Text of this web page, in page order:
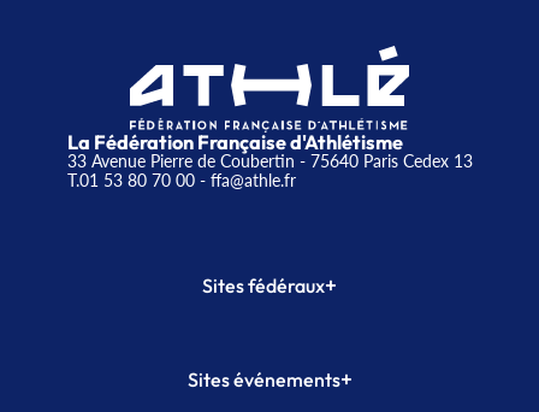
La Fédération Française d'Athlétisme
33 Avenue Pierre de Coubertin - 75640 Paris Cedex 13
T.01 53 80 70 00- ffa@athle.fr
Sites fédéraux+
Plateforme Formation
Sites événements+